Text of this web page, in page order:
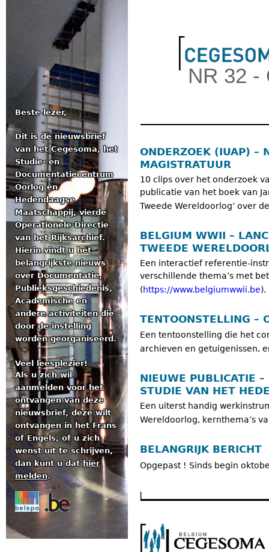
NR 32 -
ONDERZOEK (IUAP) –
MAGISTRATUUR
10 clips over het onderzoek
publicatie van het boek van
Tweede Wereldoorlog’ over
BELGIUM WWII –
TWEEDE
Een interactief referentie-
verschillende thema’s met
(https://www.belgiumwwii.be).
TENTOONSTELLING –
Een tentoonstelling die het
archieven en getuigenissen,
NIEUWE PUBLICATIE
STUDIE VAN HET
Een uiterst handig
Wereldoorlog, kernthema’s
BELANGRIJK BERICHT
Opgepast ! Sinds begin
Beste lezer,
Dit is de nieuwsbrief
van het Cegesoma, het
Studie- en
Documentatiecentrum
Oorlog en
Hedendaagse
Maatschappij, vierde
Operationele Directie
van het Rijksarchief.
Hierin vindt u het
belangrijkste nieuws
over Documentatie,
Publieksgeschiedenis,
Academische en
andere activiteiten die
door de instelling
worden georganiseerd.
Veel leesplezier!
Als u zich wil
aanmelden voor het
ontvangen van deze
nieuwsbrief, deze wilt
ontvangen in het Frans
of Engels, of u zich
wenst uit te schrijven,
dan kunt u dathier
melden.